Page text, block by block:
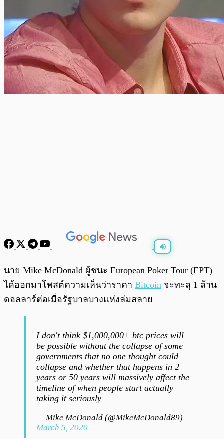
นาย Mike McDonald ผู้ชนะ European Poker Tour (EPT)
ได้ออกมาโพสต์ความเห็นว่าราคา Bitcoin จะทะลุ 1 ล้าน
ดอลลาร์ต่อเมื่อรัฐบาลบางแห่งล่มสลาย
I don't think $1,000,000+ btc prices will
be possible without the collapse of some
governments that no one thought could
collapse and whether that happens in 2
years or 50 years will massively affect the
timeline of when people start actually
taking it seriously
— Mike McDonald (@MikeMcDonald89)
March 5, 2020